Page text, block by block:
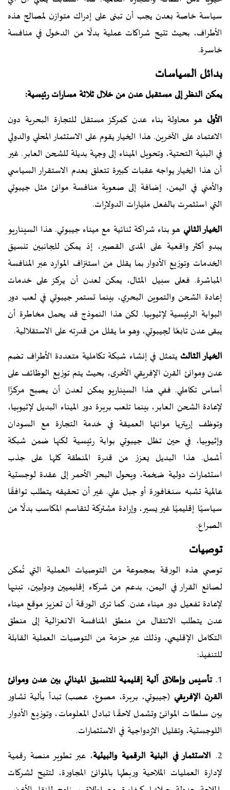
سياسة خاصة بعدن يجب أن تبنى على إدراك متوازن لمصالح هذه
الأطراف، بحيث تتيح شراكات عملية بدلًا من الدخول في منافسة
خاسرة.
بدائل السياسات
يمكن النظر إلى مستقبل عدن من خلال ثلاثة مسارات رئيسية:
الأول هو محاولة بناء عدن كمركز مستقل للتجارة البحرية دون
الاعتماد على الآخرين. هذا الخيار يقوم على الاستثمار المحلي والدولي
في البنية التحتية، وتحويل الميناء إلى وجهة بديلة للشحن العابر. غير
أن هذا الخيار يواجه عقبات كبيرة تتعلق بعدم الاستقرار السياسي
والأمني في اليمن، إضافة إلى صعوبة منافسة موانئ مثل جيبوتي
التي استثمرت بالفعل مليارات الدولارات.
الخيار الثاني هو بناء شراكة ثنائية مع ميناء جيبوتي. هذا السيناريو
يبدو أكثر واقعية على المدى القصير، إذ يمكن للجانبين تنسيق
الخدمات وتوزيع الأدوار بما يقلل من استنزاف الموارد عبر المنافسة
المباشرة. فعلى سبيل المثال، يمكن لعدن أن يركز على خدمات
إعادة الشحن والتموين البحري، بينما تستمر جيبوتي في لعب دور
البوابة الرئيسية لإثيوبيا. لكن هذا النموذج قد يحمل مخاطرة أن
يبقى عدن تابعًا لجيبوتي، وهو ما يقلل من قدرته على الاستقلالية.
الخيار الثالثيتمثل في إنشاء شبكة تكاملية متعددة الأطراف تضم
عدن وموانئ القرن الإفريقي الأخرى، بحيث يتم توزيع الوظائف على
أساس تكاملي. ففي هذا السيناريو يمكن لعدن أن يصبح مركزًا
لإعادة الشحن العابر، بينما تلعب بربرة دور الميناء البديل لإثيوبيا،
وتوظف إريتريا موانئها العميقة في خدمة التجارة مع السودان
وإثيوبيا، في حين تظل جيبوتي بوابة رئيسية لكنها ضمن شبكة
أشمل. هذا البديل يعزز من قدرة المنطقة كلها على جذب
استثمارات دولية ضخمة، ويحول البحر الأحمر إلى عقدة لوجستية
عالمية تشبه سنغافورة أو جبل علي. غير أن تحقيقه يتطلب توافقًا
سياسيًا إقليميًا غير يسير، وإرادة مشتركة لتقاسم المكاسب بدلًا من
الصراع.
توصيات
توصي هذه الورقة بمجموعة من التوصيات العملية التي تُمكن
لصانع القرار في اليمن، بدعم من شركاء إقليميين ودوليين، تبنيها
لإعادة تفعيل دور ميناء عدن. كما ترى الورقة أن تعزيز موقع ميناء
عدن يتطلب الانتقال من منطق المنافسة الانعزالية إلى منطق
التكامل الإقليمي، وذلك عبر حزمة من التوصيات العملية القابلة
للتنفيذ:
1. تأسيس وإطلاق آلية إقليمية للتنسيق المينائي بين عدن وموانئ
القرن الإفريقي (جيبوتي، بربرة، مصوع، عصب) تبدأ بآلية تشاور
بين سلطات الموانئ وتشمل لاحقًا تبادل المعلومات، وتوزيع الأدوار
اللوجستية، وتقليل الازدواجية في الاستثمارات.
2. الاستثمار في البنية الرقمية والبيئية، عبر تطوير منصة رقمية
لإدارة العمليات الملاحية وربطها بالموانئ المجاورة، لتتيح لشركات